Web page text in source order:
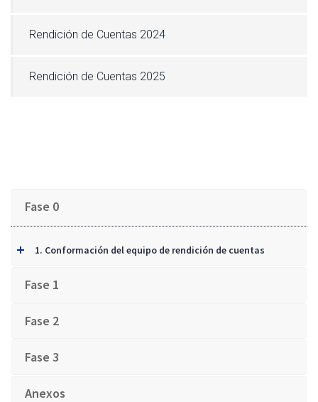
Rendición de Cuentas 2024
Rendición de Cuentas 2025
Fase 0
1. Conformación del equipo de rendición de cuentas
Fase 1
Fase 2
Fase 3
Anexos